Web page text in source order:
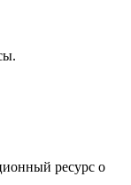
ресурс о